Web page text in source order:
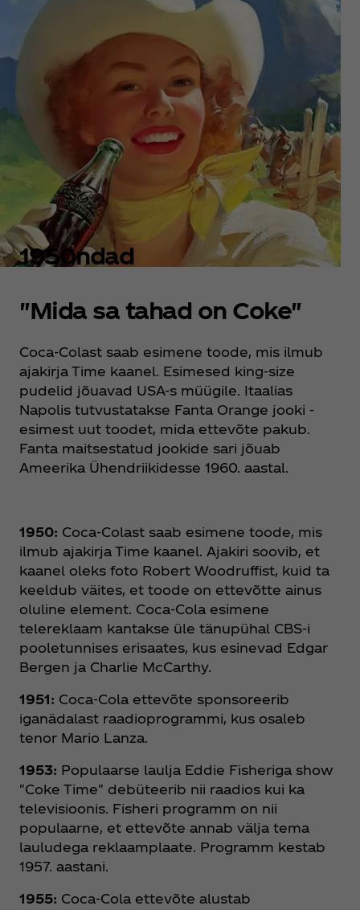
1950ndad
"Mida sa tahad on Coke"
Coca‑Colast saab esimene toode, mis ilmub
ajakirja Time kaanel. Esimesed king-size
pudelid jõuavad USA-s müügile. Itaalias
Napolis tutvustatakse Fanta Orange jooki -
esimest uut toodet, mida ettevõte pakub.
Fanta maitsestatud jookide sari jõuab
Ameerika Ühendriikidesse 1960. aastal.
1950: Coca‑Colast saab esimene toode, mis
ilmub ajakirja Time kaanel. Ajakiri soovib, et
kaanel oleks foto Robert Woodruffist, kuid ta
keeldub väites, et toode on ettevõtte ainus
oluline element. Coca‑Cola esimene
telereklaam kantakse üle tänupühal CBS-i
pooletunnises erisaates, kus esinevad Edgar
Bergen ja Charlie McCarthy.
1951: Coca‑Cola ettevõte sponsoreerib
iganädalast raadioprogrammi, kus osaleb
tenor Mario Lanza.
1953: Populaarse laulja Eddie Fisheriga show
"Coke Time" debüteerib nii raadios kui ka
televisioonis. Fisheri programm on nii
populaarne, et ettevõte annab välja tema
lauludega reklaamplaate. Programm kestab
1957. aastani.
1955: Coca‑Cola ettevõte alustab